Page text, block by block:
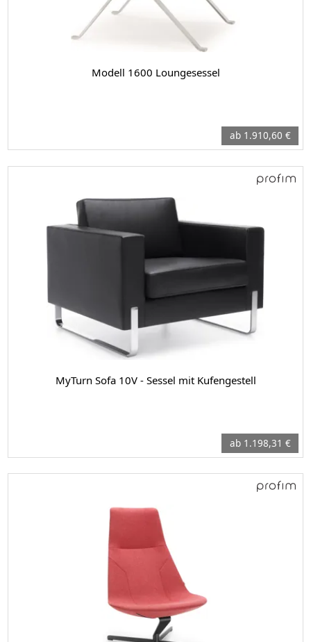
Modell 1600 Loungesessel
ab 1.910,60 €
MyTurn Sofa 10V - Sessel mit Kufengestell
ab 1.198,31 €